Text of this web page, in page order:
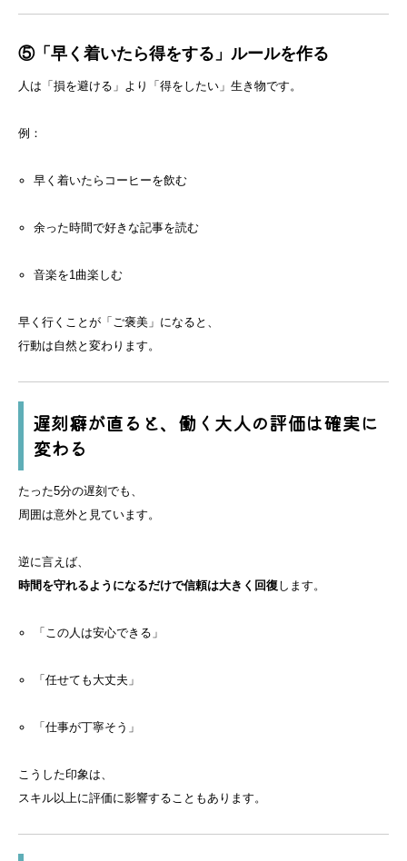
⑤「早く着いたら得をする」ルールを作る
人は「損を避ける」より「得をしたい」生き物です。
例：
早く着いたらコーヒーを飲む
余った時間で好きな記事を読む
音楽を1曲楽しむ
早く行くことが「ご褒美」になると、
行動は自然と変わります。
遅刻癖が直ると、働く大人の評価は確実に
変わる
たった5分の遅刻でも、
周囲は意外と見ています。
逆に言えば、
時間を守れるようになるだけで信頼は大きく回復します。
「この人は安心できる」
「任せても大丈夫」
「仕事が丁寧そう」
こうした印象は、
スキル以上に評価に影響することもあります。